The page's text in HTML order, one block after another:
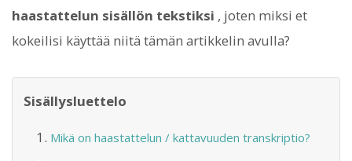
haastattelun sisällön tekstiksi , joten miksi et
kokeilisi käyttää niitä tämän artikkelin avulla?
Sisällysluettelo
Mikä on haastattelun / kattavuuden transkriptio?